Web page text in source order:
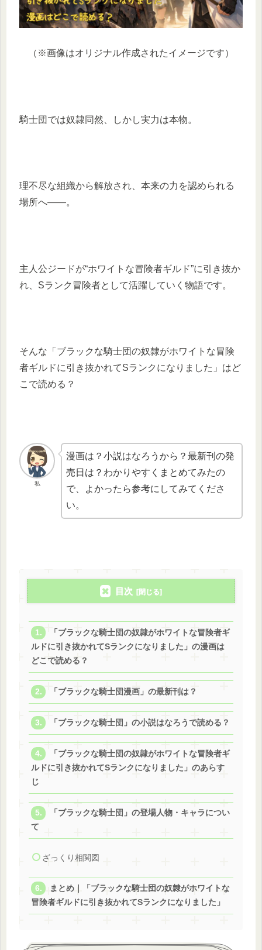
（※画像はオリジナル作成されたイメージです）
騎士団では奴隷同然、しかし実力は本物。
理不尽な組織から解放され、本来の力を認められる
場所へ――。
主人公ジードが“ホワイトな冒険者ギルド”に引き抜か
れ、Sランク冒険者として活躍していく物語です。
そんな「ブラックな騎士団の奴隷がホワイトな冒険
者ギルドに引き抜かれてSランクになりました」はど
こで読める？
私
漫画は？小説はなろうから？最新刊の発
売日は？わかりやすくまとめてみたの
で、よかったら参考にしてみてくださ
い。
目次
「ブラックな騎士団の奴隷がホワイトな冒険者ギ
ルドに引き抜かれてSランクになりました」の漫画は
どこで読める？
「ブラックな騎士団漫画」の最新刊は？
「ブラックな騎士団」の小説はなろうで読める？
「ブラックな騎士団の奴隷がホワイトな冒険者ギ
ルドに引き抜かれてSランクになりました」のあらす
じ
「ブラックな騎士団」の登場人物・キャラについ
て
ざっくり相関図
まとめ｜「ブラックな騎士団の奴隷がホワイトな
冒険者ギルドに引き抜かれてSランクになりました」